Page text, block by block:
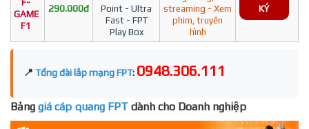
F-
GAME
F1
290.000đ
Point - Ultra
Fast - FPT
Play Box
streaming - Xem
phim, truyền
hình
KÝ
📍 Tổng đài lắp mạng FPT: 0948.306.111
Bảng giá cáp quang FPT dành cho Doanh nghiệp